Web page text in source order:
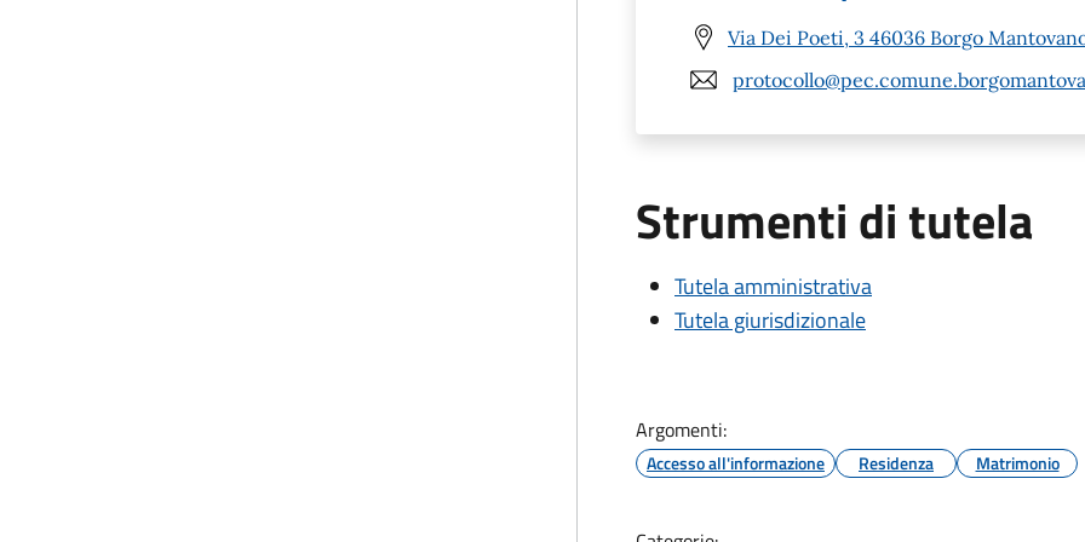
Via Dei Poeti, 3 46036 Borgo
Strumenti di tutela
Tutela amministrativa
Tutela giurisdizionale
Argomenti:
Accesso all'informazione Residenza Matrimonio